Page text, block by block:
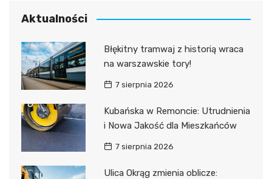
Aktualności
Błękitny tramwaj z historią wraca
na warszawskie tory!
7 sierpnia 2026
Kubańska w Remoncie: Utrudnienia
i Nowa Jakość dla Mieszkańców
7 sierpnia 2026
Ulica Okrąg zmienia oblicze: